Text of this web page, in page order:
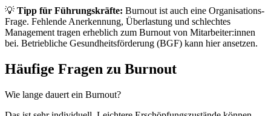
💡 Tipp für Führungskräfte: Burnout ist auch eine Organisations-
Frage. Fehlende Anerkennung, Überlastung und schlechtes
Management tragen erheblich zum Burnout von Mitarbeiter:innen
bei. Betriebliche Gesundheitsförderung (BGF) kann hier ansetzen.
Häufige Fragen zu Burnout
Wie lange dauert ein Burnout?